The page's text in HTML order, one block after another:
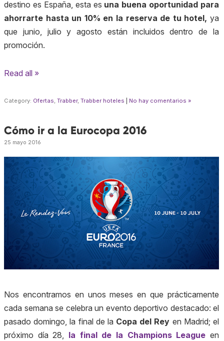
destino es España, esta es una buena oportunidad para
ahorrarte hasta un 10% en la reserva de tu hotel, ya
que junio, julio y agosto están incluidos dentro de la
promoción.
Read all »
Category: Ofertas, Trabber, Trabber hoteles No hay comentarios »
Cómo ir a la Eurocopa 2016
25 mayo 2016
Nos encontramos en unos meses en que prácticamente
cada semana se celebra un evento deportivo destacado: el
pasado domingo, la final de la Copa del Rey en Madrid; el
próximo día 28, la final de la Champions League en